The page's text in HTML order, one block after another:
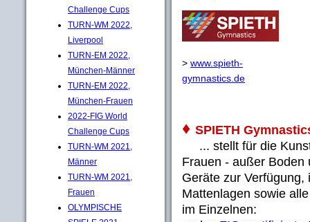
Challenge Cups
TURN-WM 2022,
Liverpool
TURN-EM 2022,
München-Männer
TURN-EM 2022,
München-Frauen
2022-FIG World
Challenge Cups
TURN-WM 2021,
Männer
TURN-WM 2021,
Frauen
OLYMPISCHE
> www.spieth-
gymnastics.de
♦ SPIETH
... stellt für die
Frauen - außer Boden
Geräte zur
Mattenlagen sowie
im Einzelnen: